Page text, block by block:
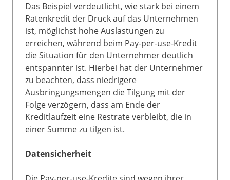
Das Beispiel verdeutlicht, wie stark bei einem
Ratenkredit der Druck auf das Unternehmen
ist, möglichst hohe Auslastungen zu
erreichen, während beim Pay-per-use-Kredit
die Situation für den Unternehmer deutlich
entspannter ist. Hierbei hat der Unternehmer
zu beachten, dass niedrigere
Ausbringungsmengen die Tilgung mit der
Folge verzögern, dass am Ende der
Kreditlaufzeit eine Restrate verbleibt, die in
einer Summe zu tilgen ist.
Datensicherheit